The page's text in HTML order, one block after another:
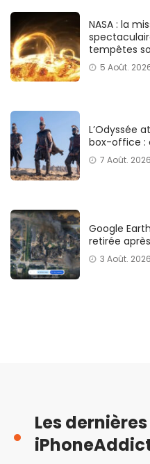
NASA : la
tempêtes
5 Août.
L’Odyssée
box-office :
7 Août.
Google
retirée
3 Août.
Les